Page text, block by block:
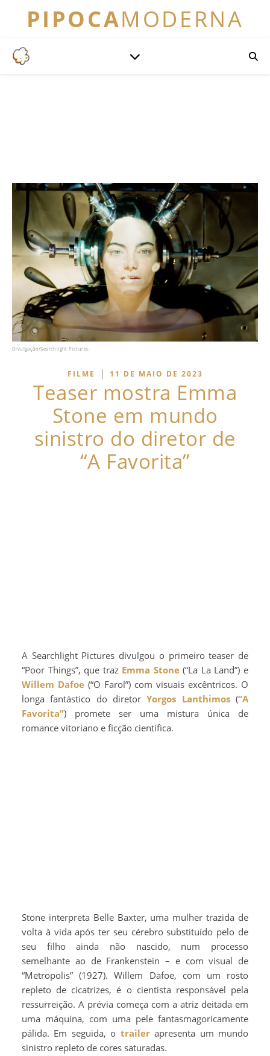
PIPOCAMODERNA
Divulgação/Searchlight Pictures
FILME | 11 DE MAIO DE 2023
Teaser mostra Emma
Stone em mundo
sinistro do diretor de
“A Favorita”
A Searchlight Pictures divulgou o primeiro teaser de
“Poor Things”, que traz Emma Stone(“La La Land”) e
Willem Dafoe (“O Farol”) com visuais excêntricos. O
longa fantástico do diretorYorgos Lanthimos(“A
Favorita”) promete ser uma mistura única de
romance vitoriano e ficção científica.
Stone interpreta Belle Baxter, uma mulher trazida de
volta à vida após ter seu cérebro substituído pelo de
seu filho ainda não nascido, num processo
semelhante ao de Frankenstein – e com visual de
“Metropolis” (1927). Willem Dafoe, com um rosto
repleto de cicatrizes, é o cientista responsável pela
ressurreição. A prévia começa com a atriz deitada em
uma máquina, com uma pele fantasmagoricamente
pálida. Em seguida, o trailerapresenta um mundo
sinistro repleto de cores saturadas.